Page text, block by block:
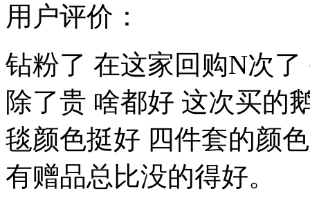
用户评价：
钻粉了 在这家回购N次
除了贵 啥都好 这次买的
毯颜色挺好 四件套的颜
有赠品总比没的得好。